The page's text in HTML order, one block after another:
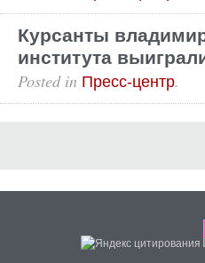
Курсанты
института
Posted in Пресс-центр.